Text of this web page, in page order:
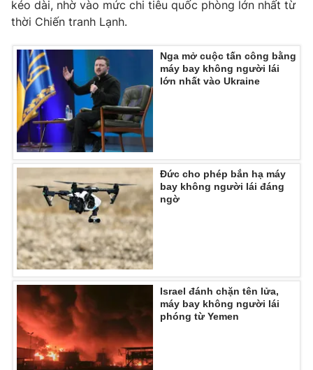
kéo dài, nhờ vào mức chi tiêu quốc phòng lớn nhất từ
thời Chiến tranh Lạnh.
Nga mở cuộc tấn công bằng
máy bay không người lái
lớn nhất vào Ukraine
Đức cho phép bắn hạ máy
bay không người lái đáng
ngờ
Israel đánh chặn tên lửa,
máy bay không người lái
phóng từ Yemen